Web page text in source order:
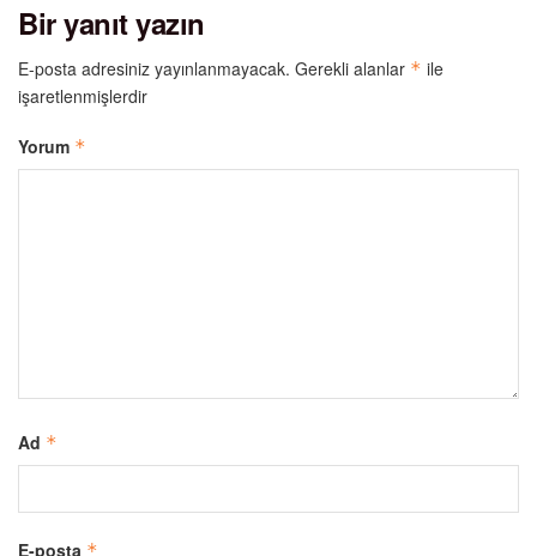
Bir yanıt yazın
E-posta adresiniz yayınlanmayacak. Gerekli alanlar * ile
işaretlenmişlerdir
Yorum *
Ad *
E-posta *